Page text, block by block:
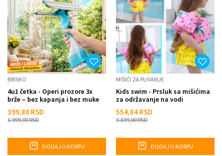
BRISKO
4u1 četka - Operi prozore 3x
brže – bez kapanja i bez muke
399,80 RSD
1.999,00RSD
DODAJ U KORPU
MIŠIĆI ZA PLIVANJE
Kids swim - Prsluk sa mišićima
za održavanje na vodi
554,84 RSD
3.699,00RSD
DODAJ U KORPU